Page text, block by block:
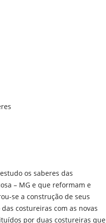
os saberes das
– MG e que reformam e
se a construção de seus
costureiras com as novas
por duas costureiras que